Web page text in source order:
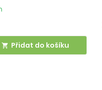
 Přidat do košíku